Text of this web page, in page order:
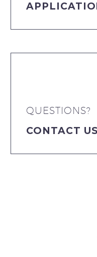
QUESTIONS?
CONTACT US